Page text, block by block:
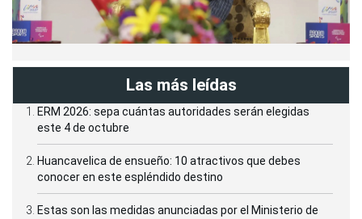
Las más leídas
ERM 2026: sepa cuántas autoridades serán elegidas
este 4 de octubre
Huancavelica de ensueño: 10 atractivos que debes
conocer en este espléndido destino
Estas son las medidas anunciadas por el Ministerio de